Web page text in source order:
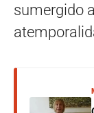
sumergido